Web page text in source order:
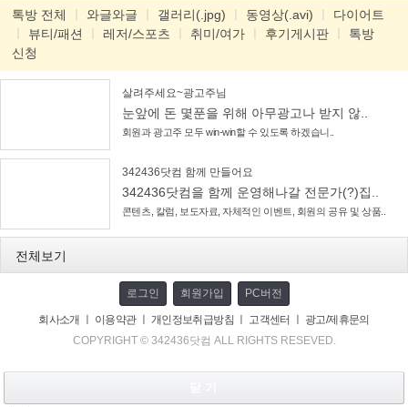
톡방 전체
와글와글 갤러리(.jpg) 동영상(.avi)
다이어트
뷰티/패션 레저/스포츠 취미/여가 후기게시판
톡방
신청
살려주세요~광고주님
눈앞에 돈 몇푼을 위해 아무광고나 받지 않..
회원과 광고주 모두 win-win할 수 있도록 하겠습니..
342436닷컴 함께 만들어요
342436닷컴을 함께 운영해나갈 전문가(?)집..
콘텐츠, 칼럼, 보도자료, 자체적인 이벤트, 회원의 공유 및 상품..
전체보기
로그인 회원가입 PC버전
회사소개 ㅣ 이용약관ㅣ 개인정보취급방침 ㅣ 고객센터 ㅣ 광고/제휴문의
COPYRIGHT © 342436닷컴 ALL RIGHTS RESEVED.